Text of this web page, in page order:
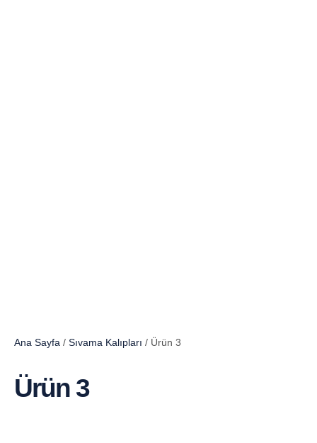
Ana Sayfa / Sıvama Kalıpları / Ürün 3
Ürün 3